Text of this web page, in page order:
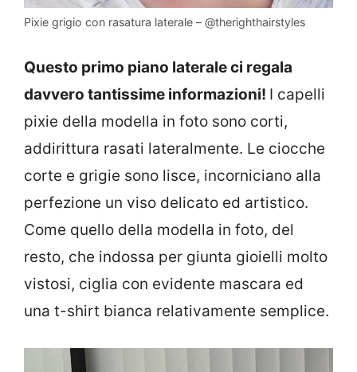
Pixie grigio con rasatura laterale – @therighthairstyles
Questo primo piano laterale ci regala
davvero tantissime informazioni! I capelli
pixie della modella in foto sono corti,
addirittura rasati lateralmente. Le ciocche
corte e grigie sono lisce, incorniciano alla
perfezione un viso delicato ed artistico.
Come quello della modella in foto, del
resto, che indossa per giunta gioielli molto
vistosi, ciglia con evidente mascara ed
una t-shirt bianca relativamente semplice.